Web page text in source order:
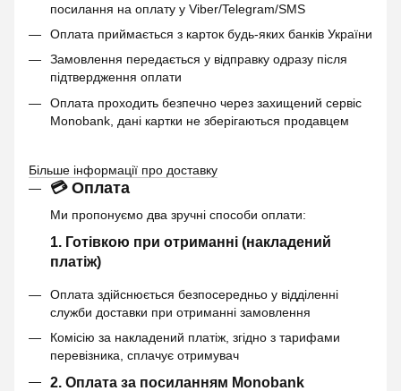
посилання на оплату у Viber/Telegram/SMS
Оплата приймається з карток будь-яких банків України
Замовлення передається у відправку одразу після
підтвердження оплати
Оплата проходить безпечно через захищений сервіс
Monobank, дані картки не зберігаються продавцем
Більше інформації про доставку
💳 Оплата
Ми пропонуємо два зручні способи оплати:
1. Готівкою при отриманні (накладений
платіж)
Оплата здійснюється безпосередньо у відділенні
служби доставки при отриманні замовлення
Комісію за накладений платіж, згідно з тарифами
перевізника, сплачує отримувач
2. Оплата за посиланням Monobank